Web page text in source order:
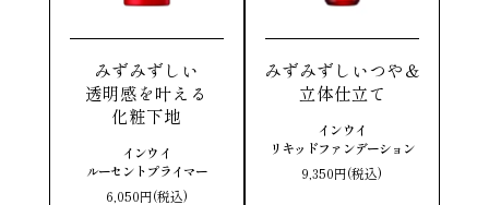
みずみずしい
透明感を叶える
化粧下地
インウイ
ルーセントプライマー
6,050円(税込)
みずみずしいつや＆
立体仕立て
インウイ
リキッドファンデーション
9,350円(税込)